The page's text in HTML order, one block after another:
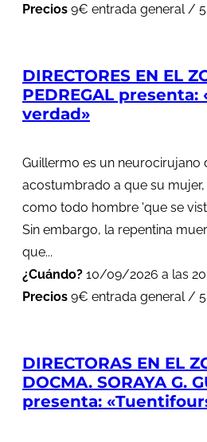
Precios 9€ entrada general /
DIRECTORES EN EL
PEDREGAL
verdad»
Guillermo es un neurocirujano
acostumbrado a que su mujer,
como todo hombre 'que se
Sin embargo, la repentina
que...
¿Cuándo? 10/09/2026 a las
Precios 9€ entrada general /
DIRECTORAS EN EL
DOCMA. SORAYA G.
presenta: